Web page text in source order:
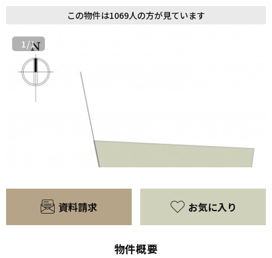
この物件は1069人の方が見ています
1/1
資料請求 お気に入り
物件概要